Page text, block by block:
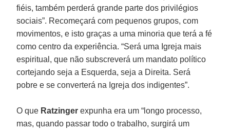
fiéis, também perderá grande parte dos privilégios
sociais”. Recomeçará com pequenos grupos, com
movimentos, e isto graças a uma minoria que terá a fé
como centro da experiência. “Será uma Igreja mais
espiritual, que não subscreverá um mandato político
cortejando seja a Esquerda, seja a Direita. Será
pobre e se converterá na Igreja dos indigentes”.
O que Ratzingerexpunha era um “longo processo,
mas, quando passar todo o trabalho, surgirá um